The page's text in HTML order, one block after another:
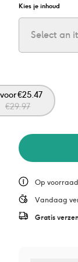
Kies je inhoud
Select an
voor€25.47
€29.97
Op voorraad
Vandaag
Gratis